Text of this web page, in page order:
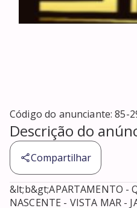
Código do anunciante:85-
Descrição do
Compartilhar
&lt;b&gt;APARTAMENTO -
NASCENTE - VISTA MAR -